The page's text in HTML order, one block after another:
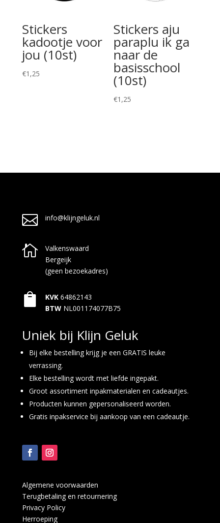
Stickers
kadootje voor
jou (10st)
€1,25
Stickers aju
paraplu ik ga
naar de
basisschool
(10st)
€1,25
 info@klijngeluk.nl

Valkenswaard
Bergeijk
(geen bezoekadres)
 KVK 64862143
BTW NL001174077B75
Uniek bij Klijn Geluk
Bij elke bestelling krijg je een GRATIS leuke
verrassing.
Elke bestelling wordt met liefde ingepakt.
Groot assortiment inpakmaterialen en cadeautjes.
Producten kunnen gepersonaliseerd worden.
Gratis inpakservice bij aankoop van een cadeautje.
Algemene voorwaarden
Terugbetaling en retournering
Privacy Policy
Herroeping